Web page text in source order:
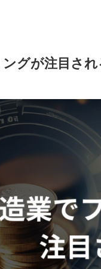
グが注目され